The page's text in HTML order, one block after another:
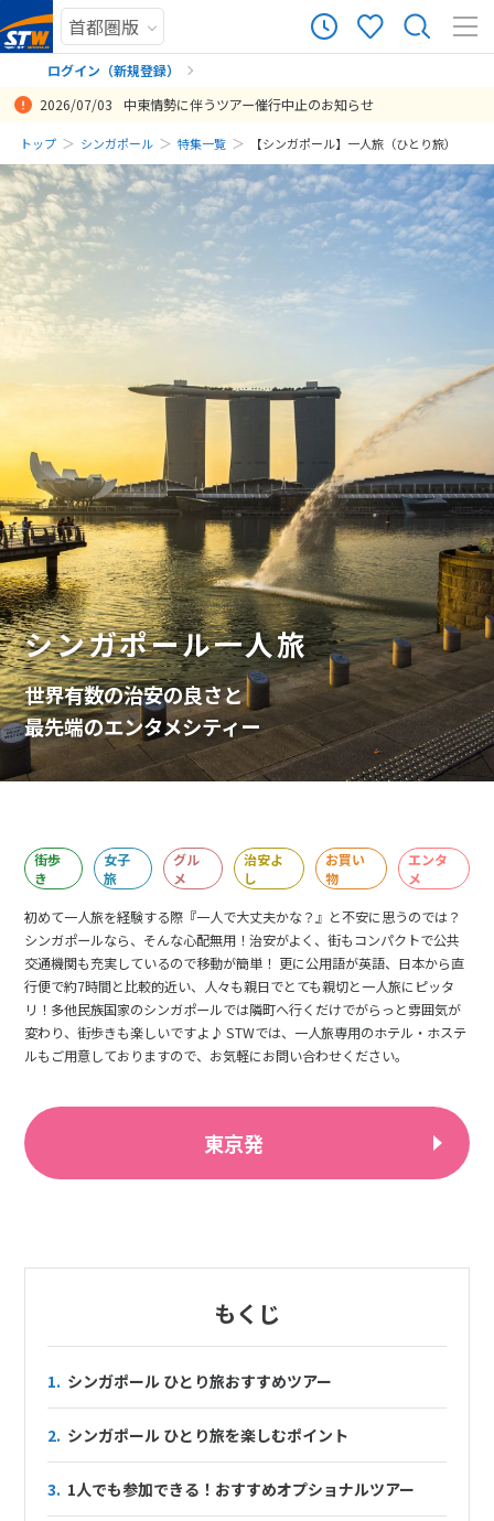
ログイン（新規登録）
まだ履歴がありません
まだ登録がありません
2026/07/03 中東情勢に伴うツアー催行中止のお知らせ
トップ シンガポール 特集一覧 【シンガポール】一人旅（ひとり旅）
シンガポール一人旅
世界有数の治安の良さと
最先端のエンタメシティー
街歩
き
女子
旅
グル
メ
治安よ
し
お買い
物
エンタ
メ
初めて一人旅を経験する際『一人で大丈夫かな？』と不安に思うのでは？
シンガポールなら、そんな心配無用！治安がよく、街もコンパクトで公共
交通機関も充実しているので移動が簡単！ 更に公用語が英語、日本から直
行便で約7時間と比較的近い、人々も親日でとても親切と一人旅にピッタ
リ！多他民族国家のシンガポールでは隣町へ行くだけでがらっと雰囲気が
変わり、街歩きも楽しいですよ♪ STWでは、一人旅専用のホテル・ホステ
ルもご用意しておりますので、お気軽にお問い合わせください。
東京発
もくじ
1. シンガポール ひとり旅おすすめツアー
2. シンガポール ひとり旅を楽しむポイント
3. 1人でも参加できる！おすすめオプショナルツアー